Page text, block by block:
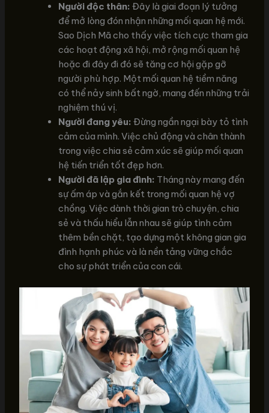
Người độc thân: Đây là giai đoạn lý tưởng
để mở lòng đón nhận những mối quan hệ mới.
Sao Dịch Mã cho thấy việc tích cực tham gia
các hoạt động xã hội, mở rộng mối quan hệ
hoặc đi đây đi đó sẽ tăng cơ hội gặp gỡ
người phù hợp. Một mối quan hệ tiềm năng
có thể nảy sinh bất ngờ, mang đến những trải
nghiệm thú vị.
Người đang yêu: Đừng ngần ngại bày tỏ tình
cảm của mình. Việc chủ động và chân thành
trong việc chia sẻ cảm xúc sẽ giúp mối quan
hệ tiến triển tốt đẹp hơn.
Người đã lập gia đình: Tháng này mang đến
sự ấm áp và gắn kết trong mối quan hệ vợ
chồng. Việc dành thời gian trò chuyện, chia
sẻ và thấu hiểu lẫn nhau sẽ giúp tình cảm
thêm bền chặt, tạo dựng một không gian gia
đình hạnh phúc và là nền tảng vững chắc
cho sự phát triển của con cái.